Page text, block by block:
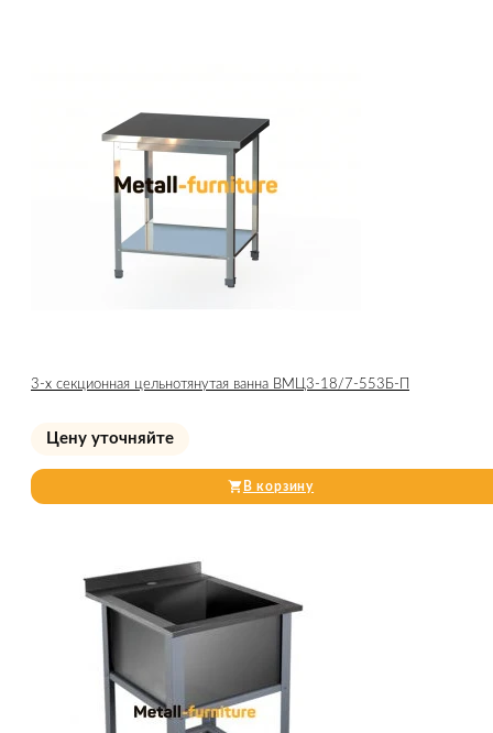
3-х секционная цельнотянутая ванна ВМЦ3-18/7-553Б-П
Цену уточняйте
В корзину